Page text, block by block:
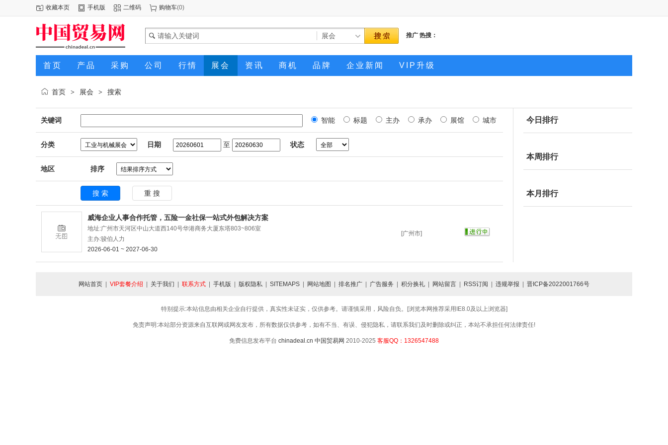
收藏本页 手机版 二维码 购物车(0)
推广 热搜：
首页 产品 采购 公司 行情 展会 资讯 商机 品牌 企业新闻 VIP升级
首页 > 展会 > 搜索
关键词 智能 标题 主办 承办 展馆 城市
分类 日期 至 状态
地区 排序
威海企业人事合作托管，五险一金社保一站式外包解决方案
地址:广州市天河区中山大道西140号华港商务大厦东塔803~806室
主办:骏伯人力
2026-06-01 ~ 2027-06-30
[广州市]
今日排行
本周排行
本月排行
网站首页 VIP套餐介绍 关于我们 联系方式 手机版 版权隐私 SITEMAPS 网站地图 排名推广 广告服务 积分换礼 网站留言 RSS订阅 违规举报 晋ICP备2022001766号
特别提示:本站信息由相关企业自行提供，真实性未证实，仅供参考。请谨慎采用，风险自负。[浏览本网推荐采用IE8.0及以上浏览器]
免责声明:本站部分资源来自互联网或网友发布，所有数据仅供参考，如有不当、有误、侵犯隐私，请联系我们及时删除或纠正，本站不承担任何法律责任!
免费信息发布平台 chinadeal.cn 中国贸易网 2010-2025 客服QQ：1326547488